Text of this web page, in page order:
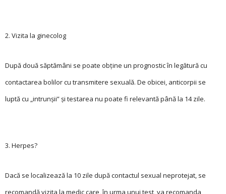
2. Vizita la ginecolog
După două săptămâni se poate obţine un prognostic în legătură cu
contactarea bolilor cu transmitere sexuală. De obicei, anticorpii se
luptă cu „intrunșii” și testarea nu poate fi relevantă până la 14 zile.
3. Herpes?
Dacă se localizează la 10 zile după contactul sexual neprotejat, se
recomandă vizita la medic care, în urma unui test, va recomanda